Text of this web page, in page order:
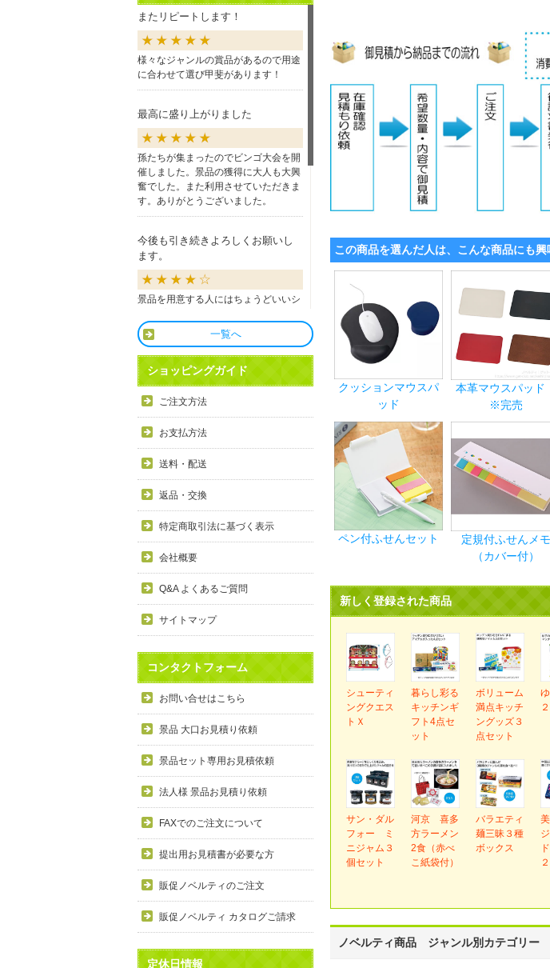
またリピートします！
様々なジャンルの賞品があるので用途
に合わせて選び甲斐があります！
最高に盛り上がりました
孫たちが集まったのでビンゴ大会を開
催しました。景品の獲得に大人も大興
奮でした。また利用させていただきま
す。ありがとうございました。
今後も引き続きよろしくお願いし
ます。
景品を用意する人にはちょうどいいシ
良かったです
商品も直ぐに届き、一つづづ丁寧に梱
まりのビンゴで利用しましたが、みん
な喜んでもらえました。
利用しやすい
目録景品をよく利用しています。豪華
す。手配が早いので便利です。
一覧へ
ショッピングガイド
ご注文方法
お支払方法
送料・配送
返品・交換
特定商取引法に基づく表示
会社概要
Q&A よくあるご質問
サイトマップ
コンタクトフォーム
お問い合せはこちら
景品 大口お見積り依頼
景品セット専用お見積依頼
法人様 景品お見積り依頼
FAXでのご注文について
提出用お見積書が必要な方
販促ノベルティのご注文
販促ノベルティ カタログご請求
定休日情報
この商品を選んだ人は、こんな商品にも興
クッションマウスパ
ッド
本革マウスパッド
※完売
ペン付ふせんセット
定規付ふせんメモ
（カバー付）
新しく登録された商品
シューティ
ングクエス
トＸ
暮らし彩る
キッチンギ
フト4点セ
ット
ボリューム
満点キッチ
ングッズ３
点セット
サン・ダル
フォー ミ
ニジャム３
個セット
河京 喜多
方ラーメン
2食（赤べ
こ紙袋付）
バラエティ
麺三昧３種
ボックス
ノベルティ商品 ジャンル別カテゴリー